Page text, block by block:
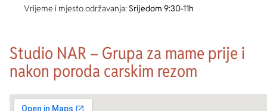
Vrijeme i mjesto održavanja: Srijedom 9:30-11h
Studio NAR – Grupa za mame prije i
nakon poroda carskim rezom